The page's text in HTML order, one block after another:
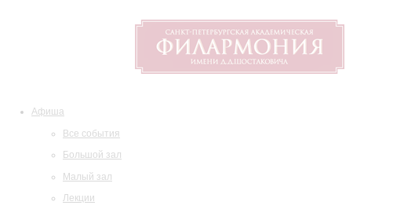
Афиша
Все события
Большой зал
Малый зал
Лекции